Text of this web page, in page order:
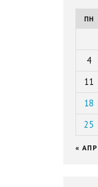
ПН
4
11
18
25
« АПР